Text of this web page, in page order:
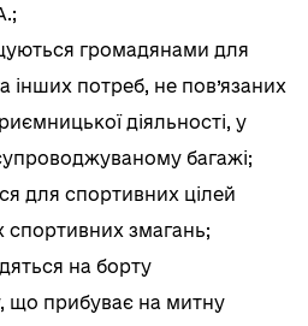
громадянами для
інших потреб, не пов’язаних
діяльності, у
багажі;
для спортивних цілей
спортивних змагань;
на борту
що прибуває на митну